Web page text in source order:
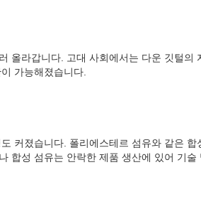
올라갑니다. 고대 사회에서는 다운 깃털
가능해졌습니다.
커졌습니다. 폴리에스테르 섬유와 같은
합성 섬유는 안락한 제품 생산에 있어 기술